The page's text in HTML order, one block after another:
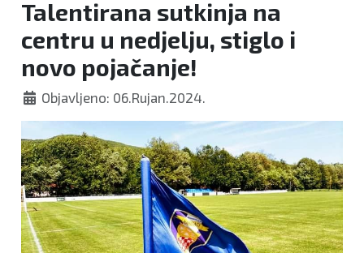
Talentirana sutkinja na
centru u nedjelju, stiglo i
novo pojačanje!
Objavljeno: 06.Rujan.2024.